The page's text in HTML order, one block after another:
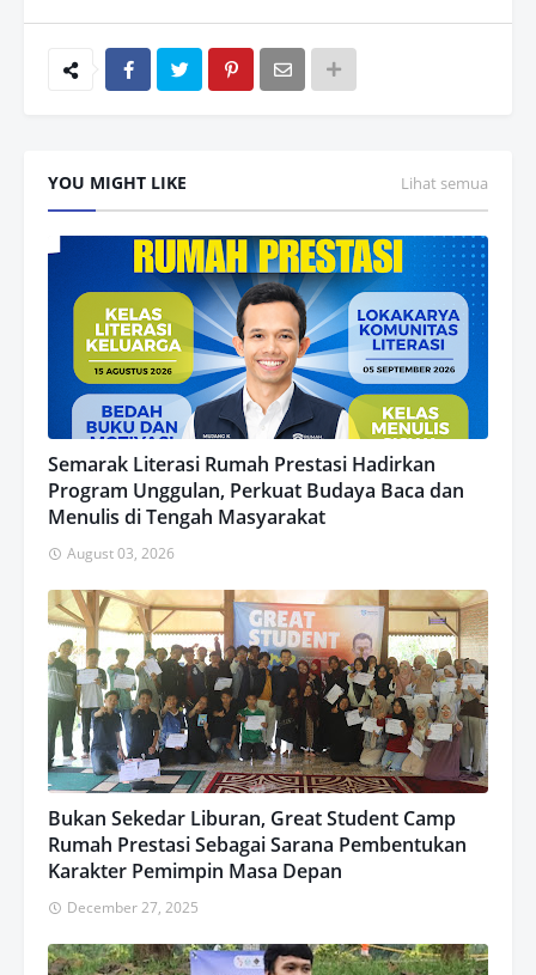
YOU MIGHT LIKE Lihat semua
Semarak Literasi Rumah Prestasi Hadirkan
Program Unggulan, Perkuat Budaya Baca dan
Menulis di Tengah Masyarakat
August 03, 2026
Bukan Sekedar Liburan, Great Student Camp
Rumah Prestasi Sebagai Sarana Pembentukan
Karakter Pemimpin Masa Depan
December 27, 2025